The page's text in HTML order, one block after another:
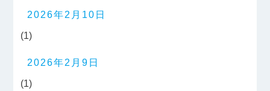
2026年2月10日
(1)
2026年2月9日
(1)